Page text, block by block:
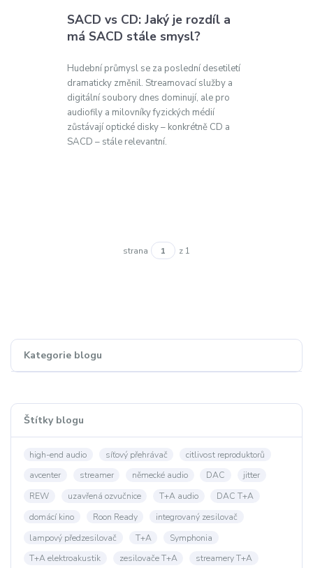
Kategorie blogu
Štítky blogu
high-end audio síťový přehrávač
citlivost reproduktorů
avcenter
streamer německé audio DAC
jitter
REW
uzavřená ozvučnice T+A audio
DAC T+A
domácí kino
Roon Ready
integrovaný zesilovač
lampový předzesilovač
T+A
Symphonia
T+A elektroakustik
zesilovače T+A
streamery T+A
SACD vs CD: Jaký je rozdíl a
má SACD stále smysl?
Hudební průmysl se za poslední desetiletí
dramaticky změnil. Streamovací služby a
digitální soubory dnes dominují, ale pro
audiofily a milovníky fyzických médií
zůstávají optické disky – konkrétně CD a
SACD – stále relevantní.
strana z 1